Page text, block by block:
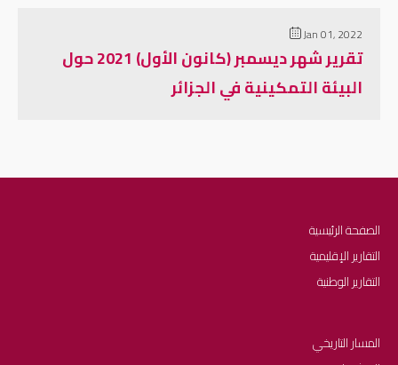
Jan 01, 2022
تقرير شهر ديسمبر (كانون الأول) 2021 حول
البيئة التمكينية في الجزائر
الصفحة الرئيسية
التقارير الإقليمية
التقارير الوطنية
المسار التاريخي